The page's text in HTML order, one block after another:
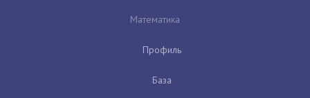
Математика
Профиль
База